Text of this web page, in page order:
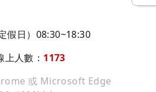
假日）08:30~18:30
上人數： 1173
或 Microsoft Edge
72